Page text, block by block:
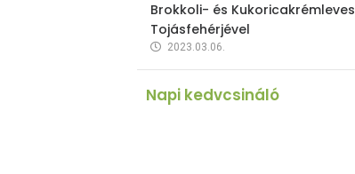
Brokkoli- és Kukoricakrémleves
Tojásfehérjével
2023.03.06.
Napi kedvcsináló